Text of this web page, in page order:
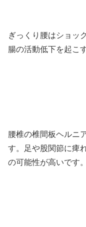
ぎっくり腰はショッ
腸の活動低下を起こ
腰椎の椎間板ヘルニ
す。足や股関節に痺
の可能性が高いです。